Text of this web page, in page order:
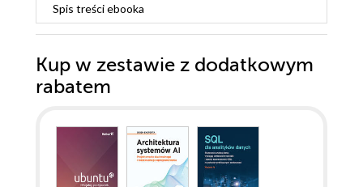
Spis treściebooka
Kup w zestawie z dodatkowym
rabatem